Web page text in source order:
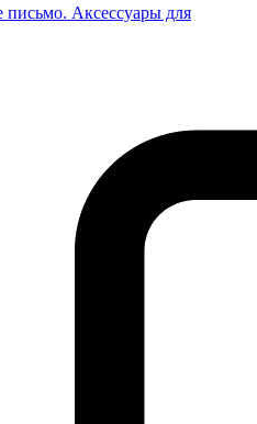
письмо. Аксессуары для